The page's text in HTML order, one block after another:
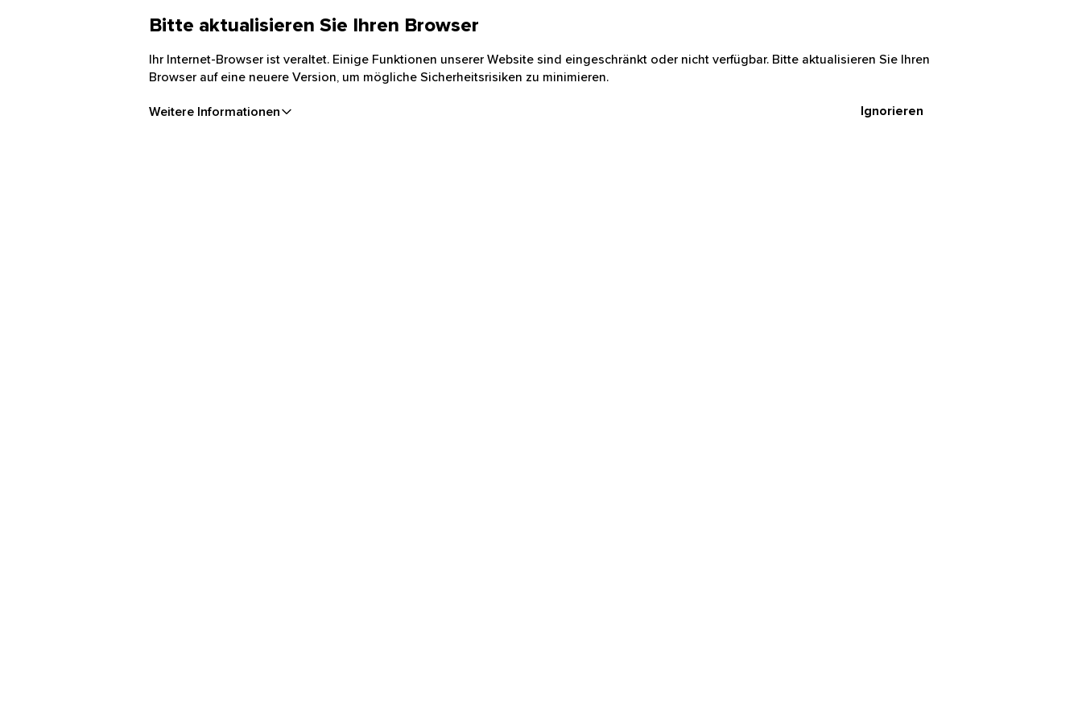
Bitte aktualisieren Sie Ihren Browser
Ihr Internet-Browser ist veraltet. Einige Funktionen unserer Website sind eingeschränkt oder nicht verfügbar. Bitte aktualisieren Sie Ihren
Browser auf eine neuere Version, um mögliche Sicherheitsrisiken zu minimieren.
Weitere Informationen Ignorieren